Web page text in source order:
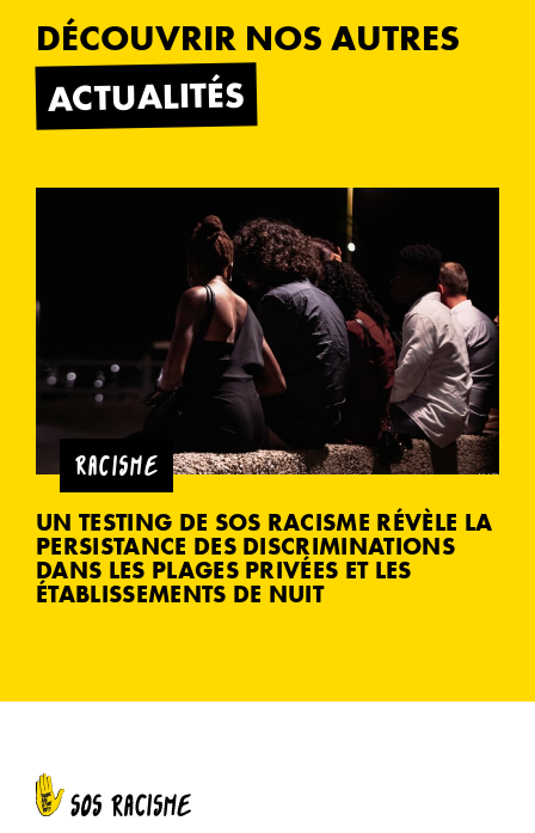
DÉCOUVRIR NOS AUTRES
ACTUALITÉS
RACISME
UN TESTING DE SOS RACISME RÉVÈLE LA
PERSISTANCE DES DISCRIMINATIONS
DANS LES PLAGES PRIVÉES ET LES
ÉTABLISSEMENTS DE NUIT